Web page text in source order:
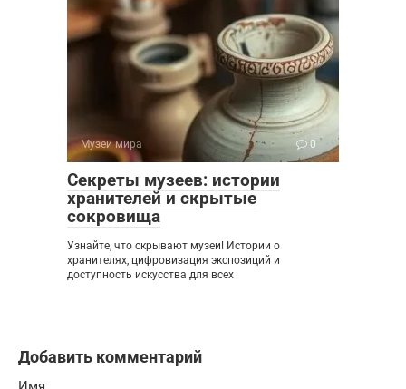
Музеи мира 0
Секреты музеев: истории
хранителей и скрытые
сокровища
Узнайте, что скрывают музеи! Истории о
хранителях, цифровизация экспозиций и
доступность искусства для всех
Добавить комментарий